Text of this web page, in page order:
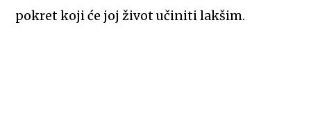
pokret koji će joj život učiniti lakšim.